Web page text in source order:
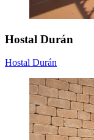
Hostal Durán
Hostal Durán